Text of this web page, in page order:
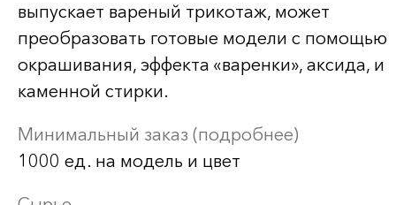
выпускает вареный трикотаж, может
преобразовать готовые модели с помощью
окрашивания, эффекта «варенки», аксида, и
каменной стирки.
Минимальный заказ (подробнее)
1000 ед. на модель и цвет